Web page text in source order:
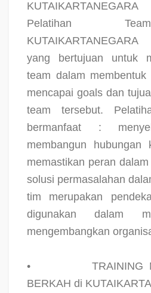
KUTAIKARTANEGARA
Pelatihan
KUTAIKARTANEGARA
yang bertujuan untuk
team dalam membentuk
mencapai goals dan
team tersebut.
bermanfaat :
membangun hubungan
memastikan peran
solusi permasalahan
tim merupakan
digunakan dalam
mengembangkan
•
TRAINING
BERKAH di